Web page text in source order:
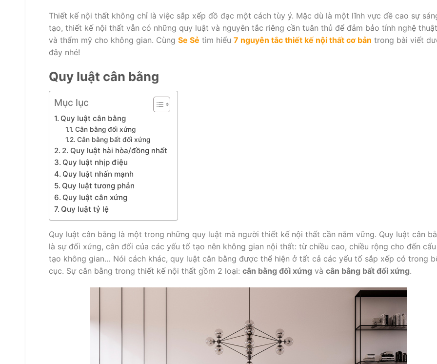
Thiết kế nội thất không chỉ là việc sắp xếp đồ đạc một cách tùy ý. Mặc dù là một lĩnh vực đề cao sự
tạo, thiết kế nội thất vẫn có những quy luật và nguyên tắc riêng cần tuân thủ để đảm bảo tính nghệ thuật
và thẩm mỹ cho không gian. Cùng Se Sẻ tìm hiểu 7 nguyên tắc thiết kế nội thất cơ bản trong bài viết
đây nhé!
Quy luật cân bằng
Mục lục
Quy luật cân bằng
Cân bằng đối xứng
Cân bằng bất đối xứng
2. Quy luật hài hòa/đồng nhất
Quy luật nhịp điệu
Quy luật nhấn mạnh
Quy luật tương phản
Quy luật cân xứng
Quy luật tỷ lệ
Quy luật cân bằng là một trong những quy luật mà người thiết kế nội thất cần nắm vững. Quy luật cân
là sự đối xứng, cân đối của các yếu tố tạo nên không gian nội thất: từ chiều cao, chiều rộng cho đến cấu
tạo không gian… Nói cách khác, quy luật cân bằng được thể hiện ở tất cả các yếu tố sắp xếp có trong
cục. Sự cân bằng trong thiết kế nội thất gồm 2 loại: cân bằng đối xứng và cân bằng bất đối xứng.